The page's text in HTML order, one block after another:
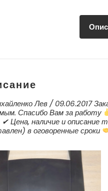
Лев / 09.06.2017
Спасибо Вам за работу
✔ Цена, наличие и описание
в оговоренные сроки